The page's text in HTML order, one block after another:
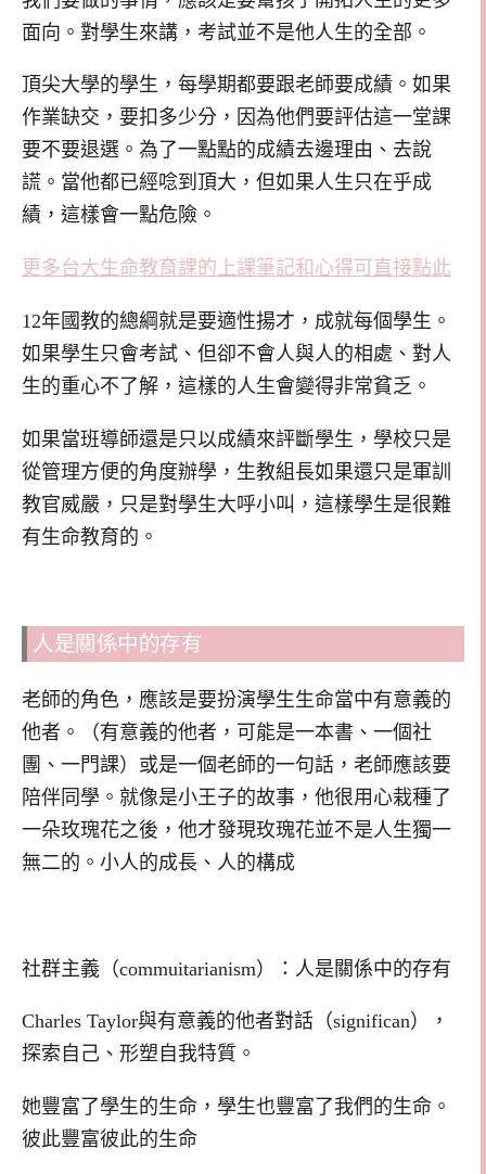
面向。對學生來講，考試並不是他人生的全部。
頂尖大學的學生，每學期都要跟老師要成績。如果
作業缺交，要扣多少分，因為他們要評估這一堂課
要不要退選。為了一點點的成績去邊理由、去說
謊。當他都已經唸到頂大，但如果人生只在乎成
績，這樣會一點危險。
更多台大生命教育課的上課筆記和心得可直接點此
12年國教的總綱就是要適性揚才，成就每個學生。
如果學生只會考試、但卻不會人與人的相處、對人
生的重心不了解，這樣的人生會變得非常貧乏。
如果當班導師還是只以成績來評斷學生，學校只是
從管理方便的角度辦學，生教組長如果還只是軍訓
教官威嚴，只是對學生大呼小叫，這樣學生是很難
有生命教育的。
人是關係中的存有
老師的角色，應該是要扮演學生生命當中有意義的
他者。（有意義的他者，可能是一本書、一個社
團、一門課）或是一個老師的一句話，老師應該要
陪伴同學。就像是小王子的故事，他很用心栽種了
一朵玫瑰花之後，他才發現玫瑰花並不是人生獨一
無二的。小人的成長、人的構成
社群主義（commuitarianism）：人是關係中的存有
Charles Taylor與有意義的他者對話（significan），
探索自己、形塑自我特質。
她豐富了學生的生命，學生也豐富了我們的生命。
彼此豐富彼此的生命